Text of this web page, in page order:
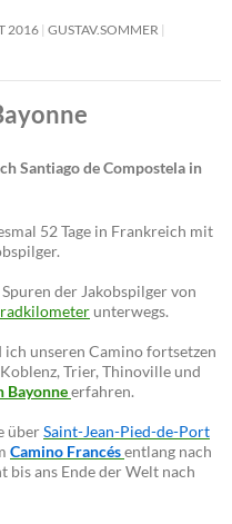
2016 GUSTAV.SOMMER
Santiago de Compostela in
52 Tage in Frankreich mit
der Jakobspilger von
unterwegs.
unseren Camino fortsetzen
Trier, Thinoville und
Bayonneerfahren.
überSaint-Jean-Pied-de-Port
Camino Francésentlang nach
bis ans Ende der Welt nach